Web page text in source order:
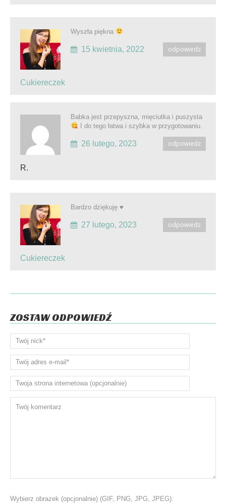
Cukiereczek
Wyszła piękna
odpowiedz
15 kwietnia, 2022
R.
Babka jest przepyszna, mięciutka i puszysta
I do tego łatwa i szybka w przygotowaniu.
odpowiedz
26 lutego, 2023
Cukiereczek
Bardzo dziękuję ♥️
odpowiedz
27 lutego, 2023
ZOSTAW ODPOWIEDŹ
Wybierz obrazek (opcjonalnie) (GIF, PNG, JPG, JPEG):